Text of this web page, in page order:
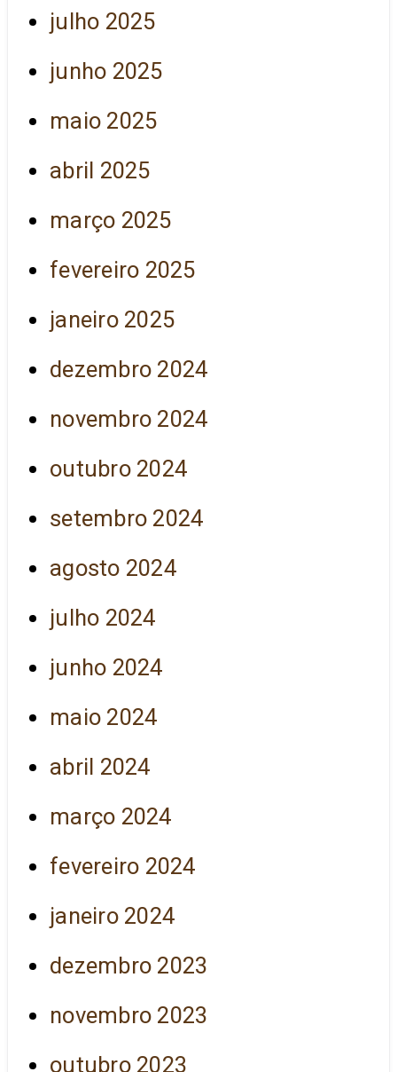
julho 2025
junho 2025
maio 2025
abril 2025
março 2025
fevereiro 2025
janeiro 2025
dezembro 2024
novembro 2024
outubro 2024
setembro 2024
agosto 2024
julho 2024
junho 2024
maio 2024
abril 2024
março 2024
fevereiro 2024
janeiro 2024
dezembro 2023
novembro 2023
outubro 2023